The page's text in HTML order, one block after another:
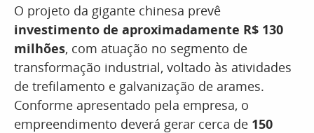
O projeto da gigante chinesa prevê
investimento de aproximadamente R$ 130
milhões, com atuação no segmento de
transformação industrial, voltado às atividades
de trefilamento e galvanização de arames.
Conforme apresentado pela empresa, o
empreendimento deverá gerar cerca de 150